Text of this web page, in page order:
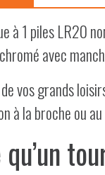
à 1 piles LR20
avec
de vos grands
à la broche ou
qu’un